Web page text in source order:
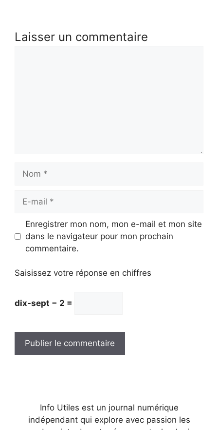
Laisser un commentaire
mail
Enregistrer mon nom, mon e-mail et mon site
dans le navigateur pour mon prochain
commentaire.
Saisissez votre réponse en chiffres
dix-sept − 2 =
Info Utiles est un journal numérique
indépendant qui explore avec passion les